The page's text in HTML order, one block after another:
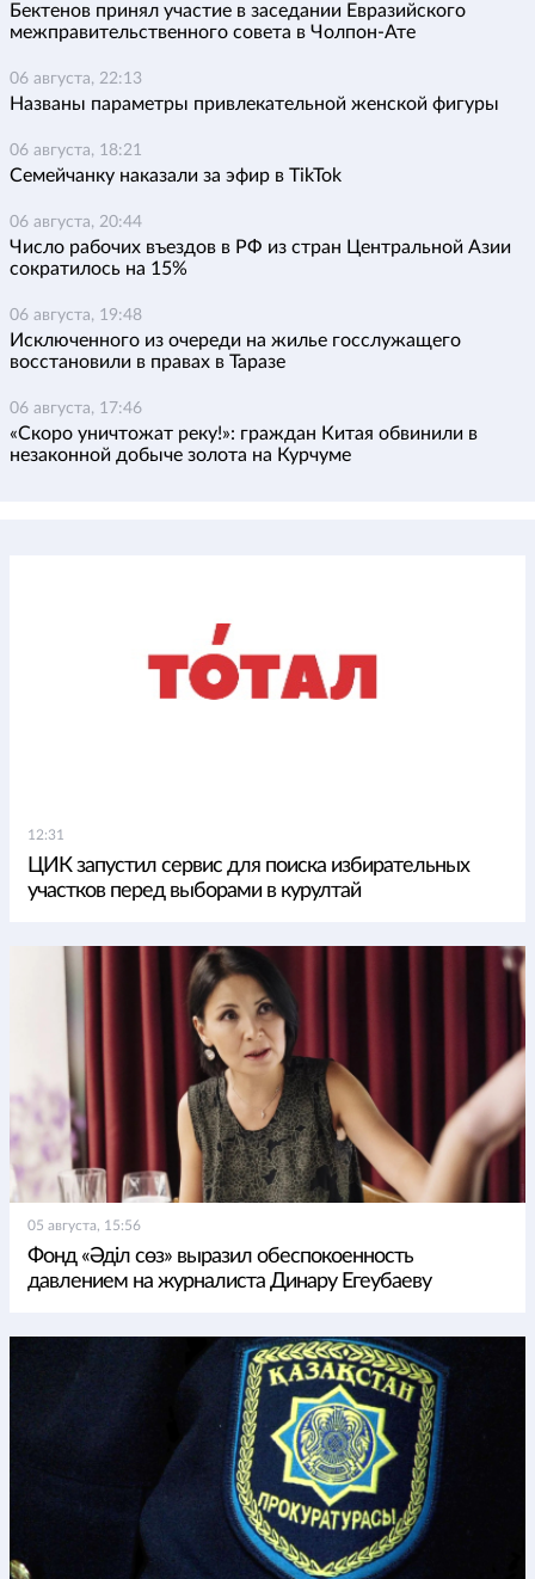
Бектенов принял участие в заседании Евразийского
межправительственного совета в Чолпон-Ате
06 августа, 22:13
Названы параметры привлекательной женской фигуры
06 августа, 18:21
Семейчанку наказали за эфир в TikTok
06 августа, 20:44
Число рабочих въездов в РФ из стран Центральной Азии
сократилось на 15%
06 августа, 19:48
Исключенного из очереди на жилье госслужащего
восстановили в правах в Таразе
06 августа, 17:46
«Скоро уничтожат реку!»: граждан Китая обвинили в
незаконной добыче золота на Курчуме
12:31
ЦИК запустил сервис для поиска избирательных
участков перед выборами в курултай
05 августа, 15:56
Фонд «Әділ сөз» выразил обеспокоенность
давлением на журналиста Динару Егеубаеву